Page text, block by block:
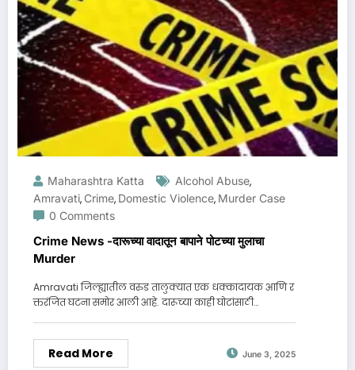
Maharashtra Katta Alcohol Abuse,
Amravati, Crime, Domestic Violence, Murder Case
0 Comments
Crime News -दारूच्या वादातून बापाने पोटच्या मुलाचा
Murder
Amravati जिल्ह्यातील वरुड तालुक्यात एक धक्कादायक आणि र
क्तरंजित घटना समोर आली आहे. दारूच्या काही घोटांसाठी…
Read More June 3, 2025